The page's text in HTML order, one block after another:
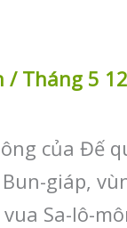
/ Tháng 5
của Đế
giáp,
Sa-lô-